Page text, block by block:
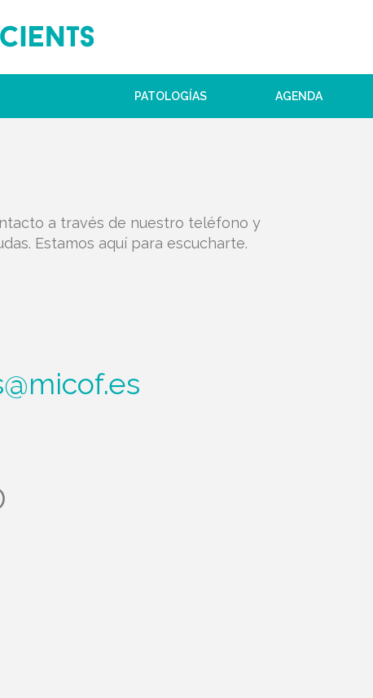
PATOLOGÍAS AGENDA
a través de nuestro teléfono y
Estamos aquí para escucharte.